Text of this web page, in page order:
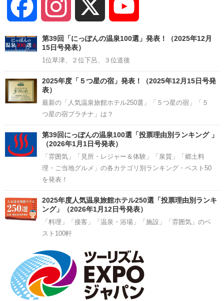
Facebook Instagram
Channel
第39回「にっぽんの温泉100選」発表！（2025年12月
15日号発表）
1位草津、２位下呂、３位道後
2025年度「５つ星の宿」発表！（2025年12月15日号発
表）
最新の「人気温泉旅館ホテル250選」「５つ星の宿」「５
つ星の宿プラチナ」は？
第39回にっぽんの温泉100選「投票理由別ランキング 」
（2026年1月1日号発表）
「雰囲気」「見所・レジャー＆体験」「泉質」「郷土料
理・ご当地グルメ」の各カテゴリ別ランキング・ベスト50
を発表！
2025年度人気温泉旅館ホテル250選「投票理由別ランキ
ング」（2026年1月12日号発表）
「料理」「接客」「温泉・浴場」「施設」「雰囲気」のベ
スト100軒